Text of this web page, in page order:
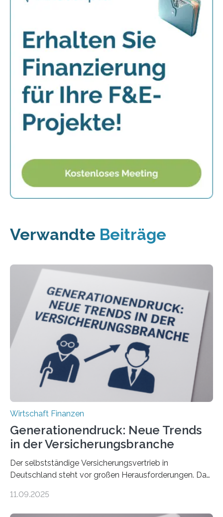
Verwandte Beiträge
Wirtschaft Finanzen
Generationendruck: Neue Trends
in der Versicherungsbranche
Der selbstständige Versicherungsvertrieb in
Deutschland steht vor großen Herausforderungen. Das
Dr. Matthias Beenken und Prof. Dr. Lukas Linnenbrink
11.09.2025